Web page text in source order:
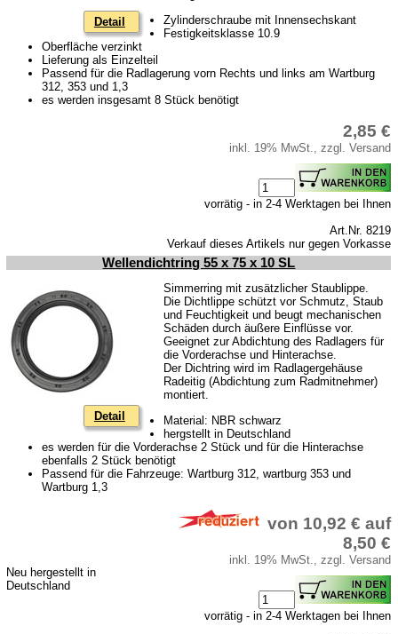
Detail
Zylinderschraube mit Innensechskant
Festigkeitsklasse 10.9
Oberfläche verzinkt
Lieferung als Einzelteil
Passend für die Radlagerung vorn Rechts und links am Wartburg
312, 353 und 1,3
es werden insgesamt 8 Stück benötigt
2,85 €
inkl. 19% MwSt., zzgl. Versand
vorrätig - in 2-4 Werktagen bei Ihnen
Art.Nr. 8219
Verkauf dieses Artikels nur gegen Vorkasse
Wellendichtring 55 x 75 x 10 SL
Detail
Simmerring mit zusätzlicher Staublippe.
Die Dichtlippe schützt vor Schmutz, Staub
und Feuchtigkeit und beugt mechanischen
Schäden durch äußere Einflüsse vor.
Geeignet zur Abdichtung des Radlagers für
die Vorderachse und Hinterachse.
Der Dichtring wird im Radlagergehäuse
Radeitig (Abdichtung zum Radmitnehmer)
montiert.
Material: NBR schwarz
hergstellt in Deutschland
es werden für die Vorderachse 2 Stück und für die Hinterachse
ebenfalls 2 Stück benötigt
Passend für die Fahrzeuge: Wartburg 312, wartburg 353 und
Wartburg 1,3
Neu hergestellt in
Deutschland
von 10,92 € auf
8,50 €
inkl. 19% MwSt., zzgl. Versand
vorrätig - in 2-4 Werktagen bei Ihnen